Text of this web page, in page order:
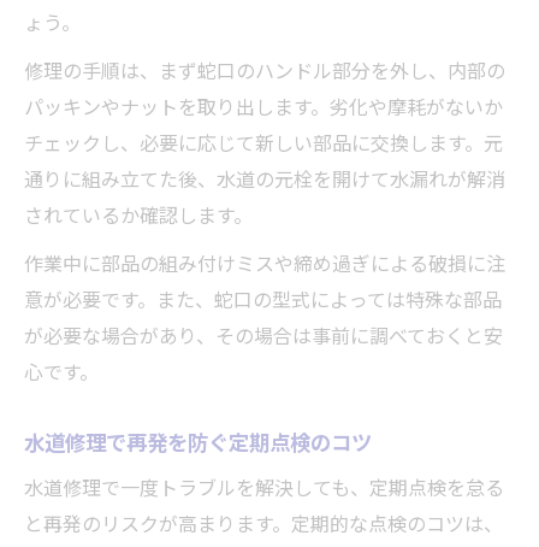
ょう。
修理の手順は、まず蛇口のハンドル部分を外し、内部の
パッキンやナットを取り出します。劣化や摩耗がないか
チェックし、必要に応じて新しい部品に交換します。元
通りに組み立てた後、水道の元栓を開けて水漏れが解消
されているか確認します。
作業中に部品の組み付けミスや締め過ぎによる破損に注
意が必要です。また、蛇口の型式によっては特殊な部品
が必要な場合があり、その場合は事前に調べておくと安
心です。
水道修理で再発を防ぐ定期点検のコツ
水道修理で一度トラブルを解決しても、定期点検を怠る
と再発のリスクが高まります。定期的な点検のコツは、